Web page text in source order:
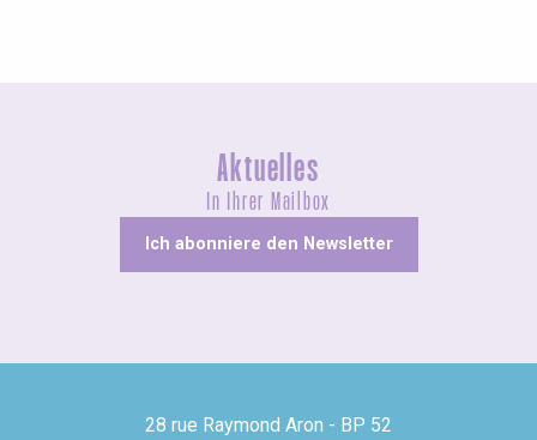
Aktuelles
In Ihrer Mailbox
Ich abonniere den Newsletter
28 rue Raymond Aron - BP 52